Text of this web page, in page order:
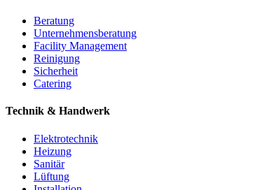
Beratung
Unternehmensberatung
Facility Management
Reinigung
Sicherheit
Catering
Technik & Handwerk
Elektrotechnik
Heizung
Sanitär
Lüftung